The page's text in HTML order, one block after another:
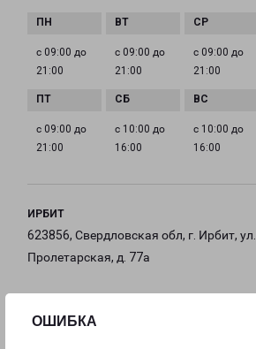
ОШИБКА
с 09:00 до
21:00
с 09:00 до
21:00
с 09:00 до
21:00
с 09:00 до
21:00
с 10:00 до
16:00
с 10:00 до
16:00
ИРБИТ
623856, Свердловская обл, г. Ирбит, ул.
Пролетарская, д. 77а
на карте